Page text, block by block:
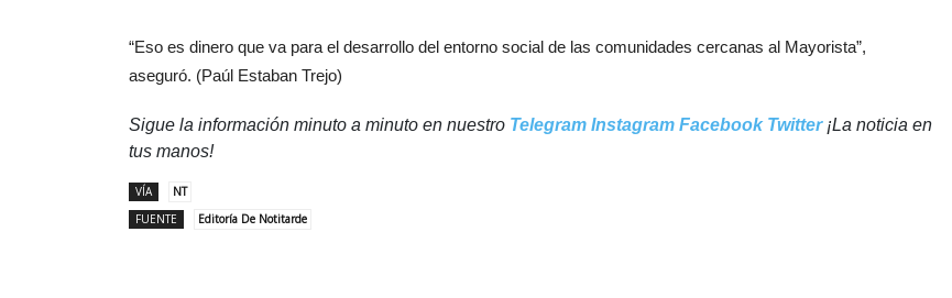
“Eso es dinero que va para el desarrollo del entorno social de las comunidades cercanas al Mayorista”,
aseguró. (Paúl Estaban Trejo)
Sigue la información minuto a minuto en nuestro Telegram Instagram Facebook Twitter¡La noticia en
tus manos!
VÍA
NT
FUENTE
Editoría De Notitarde